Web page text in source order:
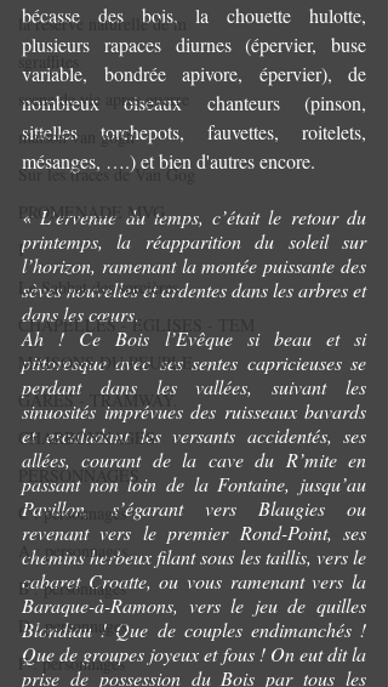
la reserve naturelle de m
sgraffites
scene de vie apres guerre
maison van gogh
Sur les traces de Van Gog
PROMENADE MVG
I
Le Sabbat des sorcières
CHAPELLES - EGLISES - TEM
MAISONS DU PEUPLE.
GARES - TRAMWAY.
CHARBONNAGES.
PERSONNAGES
C : personnages
A : personnages.
B : personnages
D : personnages
F : personnages
bécasse des bois, la chouette hulotte,
plusieurs rapaces diurnes (épervier, buse
variable, bondrée apivore, épervier), de
nombreux oiseaux chanteurs (pinson,
sittelles torchepots, fauvettes, roitelets,
mésanges, ….) et bien d'autres encore.
« L’ervenue du temps, c’était le retour du
printemps, la réapparition du soleil sur
l’horizon, ramenant la montée puissante des
sèves nouvelles et ardentes dans les arbres et
dans les cœurs.
Ah ! Ce Bois l’Evêque si beau et si
pittoresque avec ses sentes capricieuses se
perdant dans les vallées, suivant les
sinuosités imprévues des ruisseaux bavards
et escaladant les versants accidentés, ses
allées, courant de la cave du R’mite en
passant non loin de la Fontaine, jusqu’au
Pavillon, s’égarant vers Blaugies ou
revenant vers le premier Rond-Point, ses
chemins herbeux filant sous les taillis, vers le
cabaret Croatte, ou vous ramenant vers la
Baraque-à-Ramons, vers le jeu de quilles
Blondiau ! Que de couples endimanchés !
Que de groupes joyeux et fous ! On eut dit la
prise de possession du Bois par tous les